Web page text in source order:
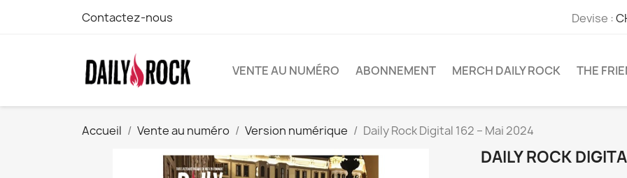
Contactez-nous Devise :
VENTE AU NUMÉRO ABONNEMENT MERCH DAILY ROCK THE
Accueil Vente au numéro Version numérique Daily Rock Digital 162 – Mai 2024
DAILY ROCK